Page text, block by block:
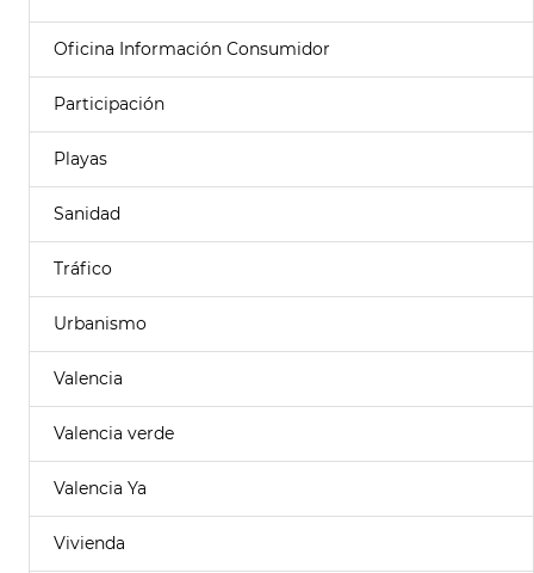
Oficina Información Consumidor
Participación
Playas
Sanidad
Tráfico
Urbanismo
Valencia
Valencia verde
Valencia Ya
Vivienda